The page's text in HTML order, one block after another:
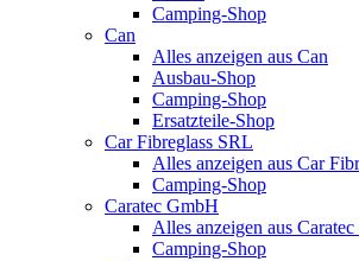
Camping-Shop
Can
Alles anzeigen aus Can
Ausbau-Shop
Camping-Shop
Ersatzteile-Shop
Car Fibreglass SRL
Alles anzeigen aus Car
Camping-Shop
Caratec GmbH
Alles anzeigen aus
Camping-Shop